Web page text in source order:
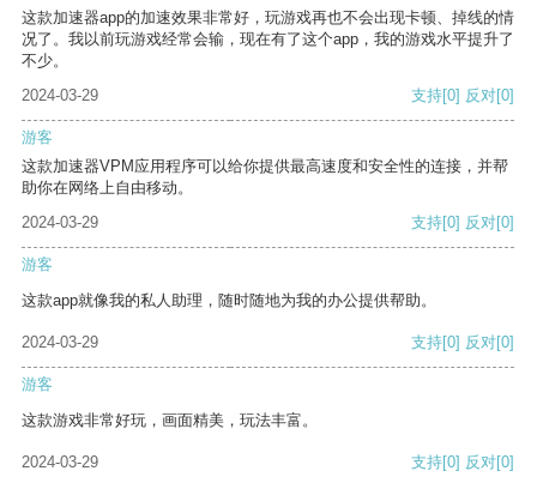
这款加速器app的加速效果非常好，玩游戏再也不会出现卡顿、掉线的情
况了。我以前玩游戏经常会输，现在有了这个app，我的游戏水平提升了
不少。
2024-03-29
支持[0] 反对[0]
游客
这款加速器VPM应用程序可以给你提供最高速度和安全性的连接，并帮
助你在网络上自由移动。
2024-03-29
支持[0] 反对[0]
游客
这款app就像我的私人助理，随时随地为我的办公提供帮助。
2024-03-29 支持[0] 反对[0]
游客
这款游戏非常好玩，画面精美，玩法丰富。
2024-03-29 支持[0] 反对[0]